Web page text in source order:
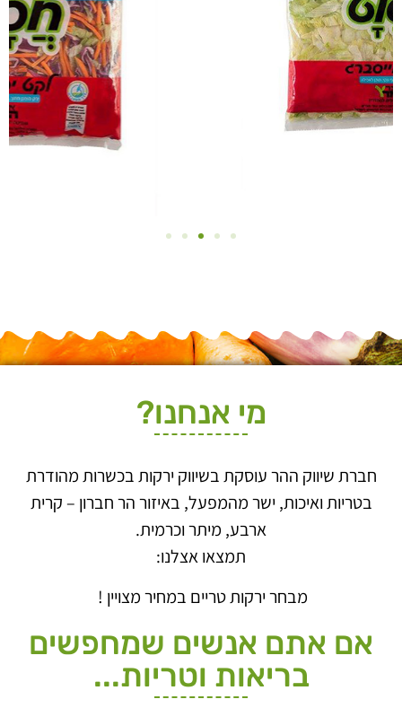
מי אנחנו?
חברת שיווק ההר עוסקת בשיווק ירקות בכשרות מהודרת
בטריות ואיכות, ישר מהמפעל, באיזור הר חברון – קרית
ארבע, מיתר וכרמית.
תמצאו אצלנו:
מבחר ירקות טריים במחיר מצויין !
אם אתם אנשים שמחפשים
בריאות וטריות...